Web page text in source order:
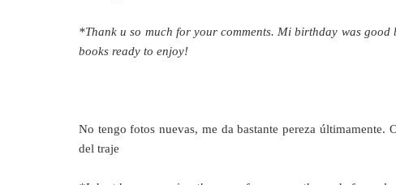
*Thank u so much for your comments. Mi birthday was
books ready to enjoy!
No tengo fotos nuevas, me da bastante pereza últimamente.
del traje